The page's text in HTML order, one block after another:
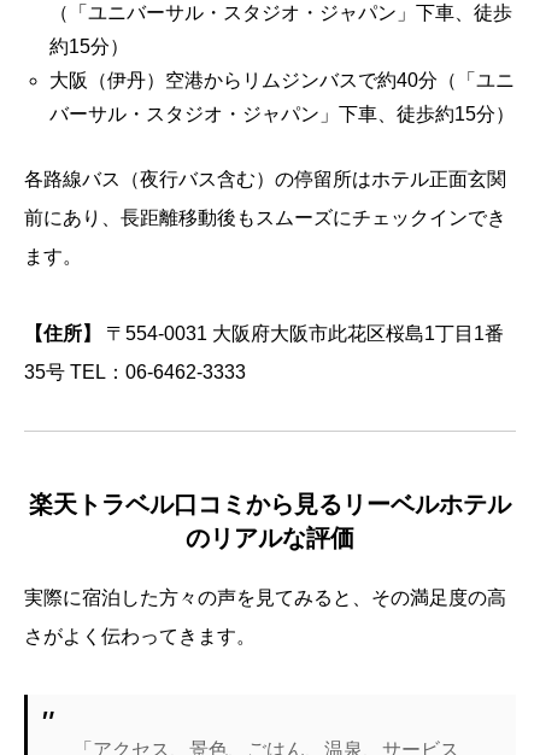
（「ユニバーサル・スタジオ・ジャパン」下車、徒歩
約15分）
大阪（伊丹）空港からリムジンバスで約40分（「ユニ
バーサル・スタジオ・ジャパン」下車、徒歩約15分）
各路線バス（夜行バス含む）の停留所はホテル正面玄関
前にあり、長距離移動後もスムーズにチェックインでき
ます。
【住所】
〒554-0031 大阪府大阪市此花区桜島1丁目1番
35号 TEL：06-6462-3333
楽天トラベル口コミから見るリーベルホテル
のリアルな評価
実際に宿泊した方々の声を見てみると、その満足度の高
さがよく伝わってきます。
「アクセス、景色、ごはん、温泉、サービス